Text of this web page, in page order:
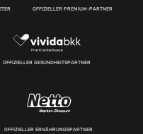
OFFIZIELLER PREMIUM-PARTNER
OFFIZIELLER GESUNDHEITSPARTNER
OFFIZIELLER ERNÄHRUNGSPARTNER